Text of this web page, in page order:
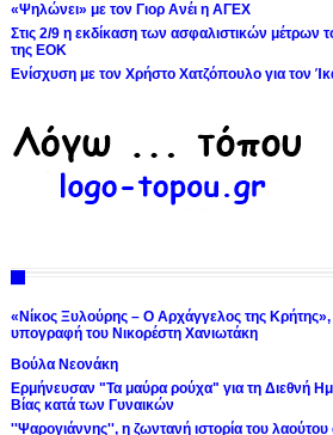
«Ψηλώνει» με τον Γιορ Ανέι η ΑΓΕΧ
Στις 2/9 η εκδίκαση των ασφαλιστικών
της ΕΟΚ
Ενίσχυση με τον Χρήστο Χατζόπουλο για τον
«Νίκος Ξυλούρης – Ο Αρχάγγελος της Κρήτης»,
υπογραφή του Νικορέστη Χανιωτάκη
Βούλα Νεονάκη
Ερμήνευσαν "Τα μαύρα ρούχα" για τη Διεθνή
Βίας κατά των Γυναικών
''Ψαρογιάννης'', η ζωντανή ιστορία του